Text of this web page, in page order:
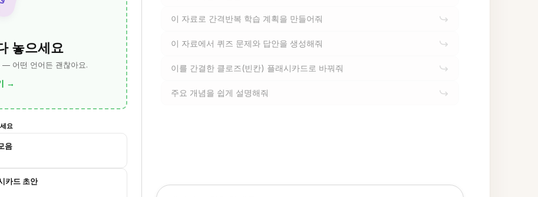
놓으세요
— 어떤 언어든 괜찮아요.
→
요
음
카드 초안
이 자료로 간격반복 학습 계획을 만들어줘
이 자료에서 퀴즈 문제와 답안을 생성해줘
이를 간결한 클로즈(빈칸) 플래시카드로 바꿔줘
주요 개념을 쉽게 설명해줘